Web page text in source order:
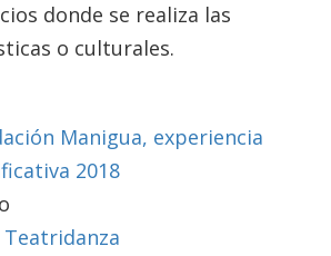
donde se realiza las
o culturales.
Manigua, experiencia
2018
Teatridanza